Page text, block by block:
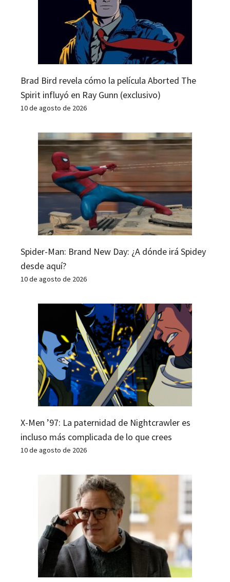
Brad Bird revela cómo la película Aborted The
Spirit influyó en Ray Gunn (exclusivo)
10 de agosto de 2026
Spider-Man: Brand New Day: ¿A dónde irá Spidey
desde aquí?
10 de agosto de 2026
X-Men ’97: La paternidad de Nightcrawler es
incluso más complicada de lo que crees
10 de agosto de 2026